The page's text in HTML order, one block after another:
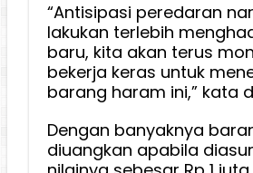
“Antisipasi peredaran
lakukan terlebih
baru, kita akan terus
bekerja keras untuk
barang haram ini,” kata
Dengan banyaknya
diuangkan apabila